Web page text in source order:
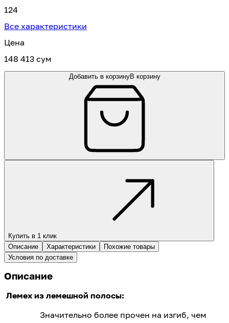
124
Все характеристики
Цена
148 413 сум
Добавить в корзинуВ корзину
Купить в 1 клик
Описание
Характеристики
Похожие товары
Условия по доставке
Описание
Лемех из лемешной полосы:
Значительно более прочен на изгиб, чем